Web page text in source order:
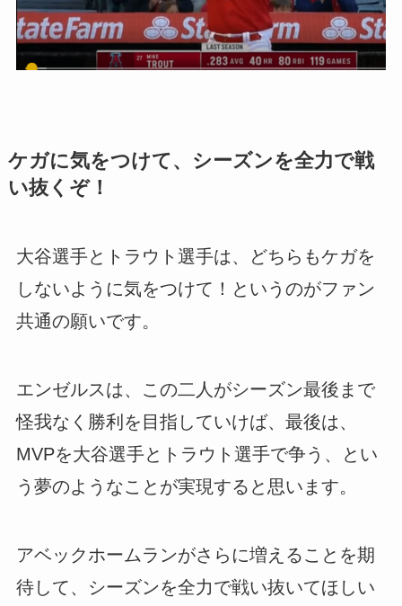
ケガに気をつけて、シーズンを全力で戦
い抜くぞ！
大谷選手とトラウト選手は、どちらもケガを
しないように気をつけて！というのがファン
共通の願いです。
エンゼルスは、この二人がシーズン最後まで
怪我なく勝利を目指していけば、最後は、
MVPを大谷選手とトラウト選手で争う、とい
う夢のようなことが実現すると思います。
アベックホームランがさらに増えることを期
待して、シーズンを全力で戦い抜いてほしい